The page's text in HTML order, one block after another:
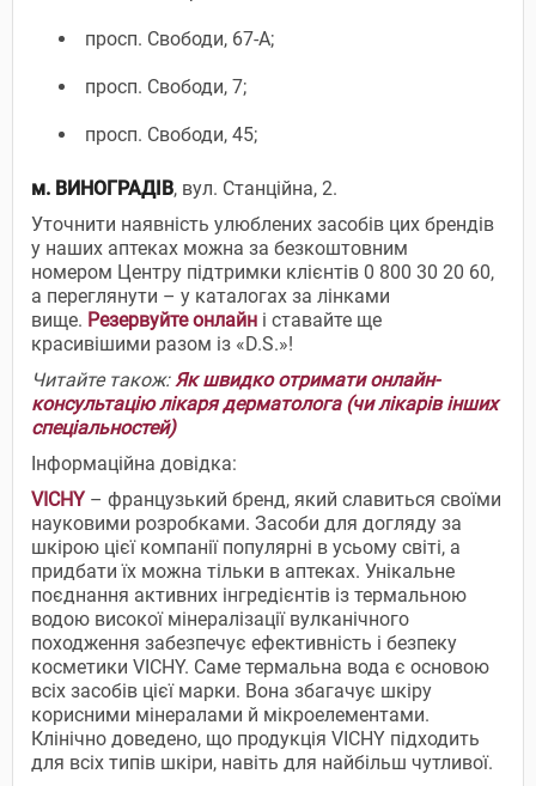
просп. Свободи, 67-А;
просп. Свободи, 7;
просп. Свободи, 45;
м. ВИНОГРАДІВ, вул. Станційна, 2.
Уточнити наявність улюблених засобів цих брендів
у наших аптеках можна за безкоштовним
номером Центру підтримки клієнтів 0 800 30 20 60,
а переглянути – у каталогах за лінками
вище. Резервуйте онлайн і ставайте ще
красивішими разом із «D.S.»!
Читайте також:Як швидко отримати онлайн-
консультацію лікаря дерматолога (чи лікарів інших
спеціальностей)
Інформаційна довідка:
VICHY – французький бренд, який славиться своїми
науковими розробками. Засоби для догляду за
шкірою цієї компанії популярні в усьому світі, а
придбати їх можна тільки в аптеках. Унікальне
поєднання активних інгредієнтів із термальною
водою високої мінералізації вулканічного
походження забезпечує ефективність і безпеку
косметики VICHY. Саме термальна вода є основою
всіх засобів цієї марки. Вона збагачує шкіру
корисними мінералами й мікроелементами.
Клінічно доведено, що продукція VICHY підходить
для всіх типів шкіри, навіть для найбільш чутливої.